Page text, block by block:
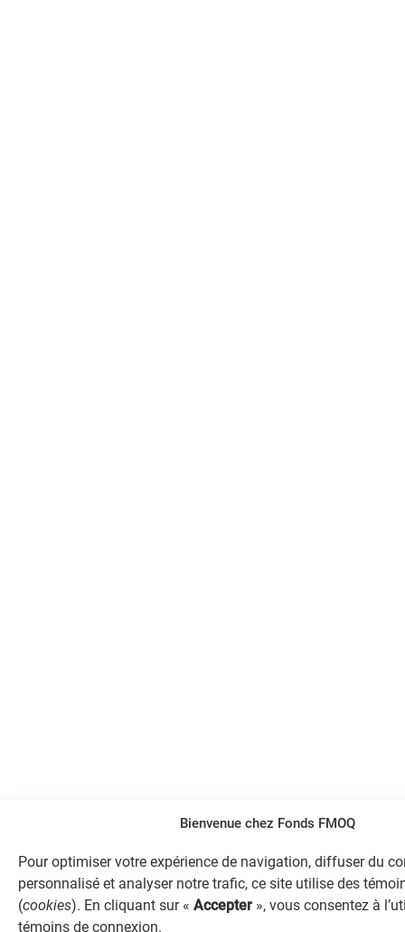
Bienvenue chez Fonds FMOQ
Pour optimiser votre expérience de navigation, diffuser du
personnalisé et analyser notre trafic, ce site utilise des
(cookies). En cliquant sur « Accepter », vous consentez à
témoins de connexion.